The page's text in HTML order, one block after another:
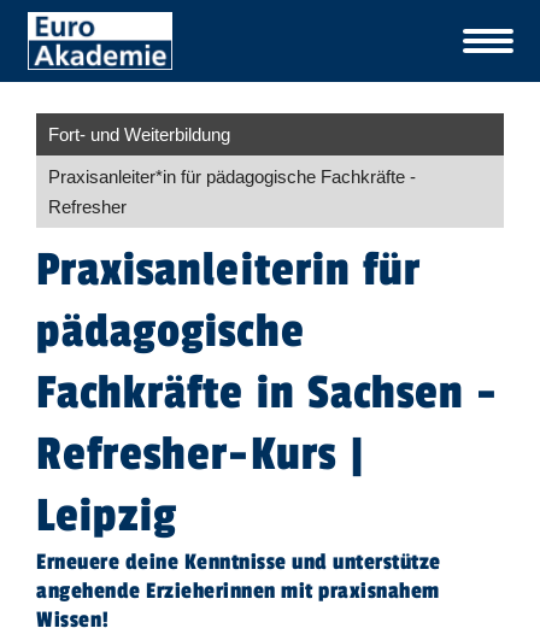
Fort- und Weiterbildung
Praxisanleiter​*in für pädagogische Fachkräfte -
Refresher
Praxisanleiterin für
pädagogische
Fachkräfte in Sachsen -
Refresher-Kurs |
Leipzig
Erneuere deine Kenntnisse und unterstütze
angehende Erzieherinnen mit praxisnahem
Wissen!